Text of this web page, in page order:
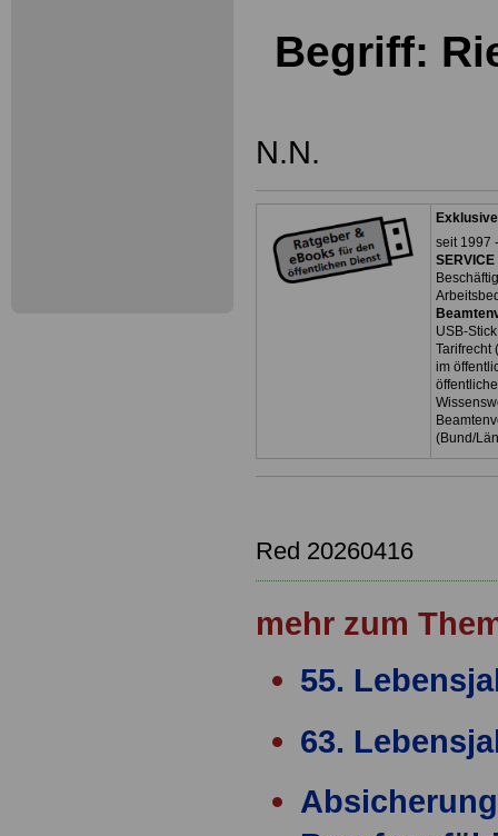
Begriff:
N.N.
seit 1997
USB-
Tarifrecht
im
(Bund/
Red 20260416
mehr zum
55.
63.